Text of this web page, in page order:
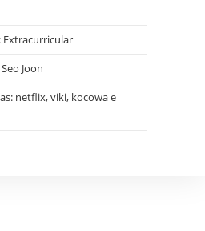
Extracurricular
Joon
netflix, viki, kocowa e